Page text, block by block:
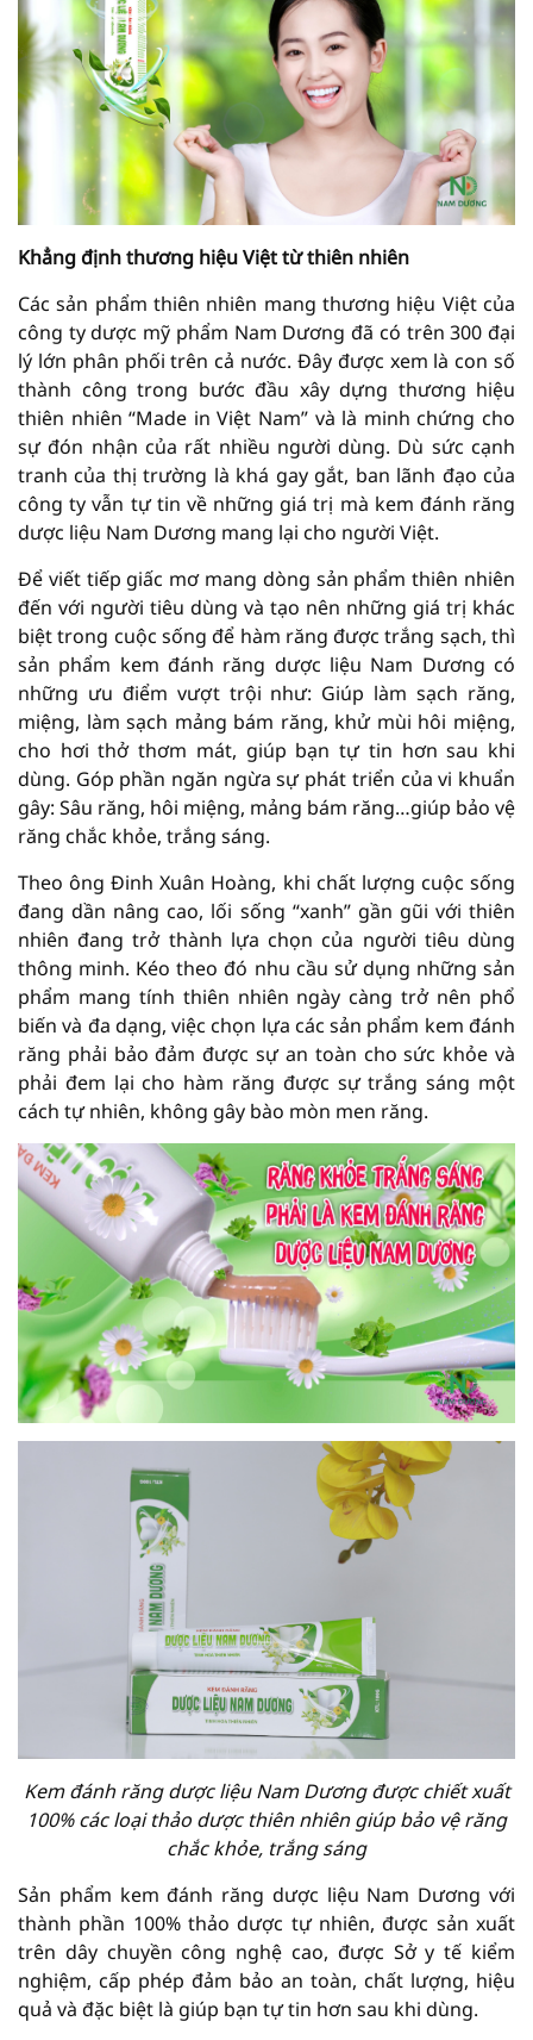
Khẳng định thương hiệu Việt từ thiên nhiên
Các sản phẩm thiên nhiên mang thương hiệu Việt của
công ty dược mỹ phẩm Nam Dương đã có trên 300 đại
lý lớn phân phối trên cả nước. Đây được xem là con số
thành công trong bước đầu xây dựng thương hiệu
thiên nhiên “Made in Việt Nam” và là minh chứng cho
sự đón nhận của rất nhiều người dùng. Dù sức cạnh
tranh của thị trường là khá gay gắt, ban lãnh đạo của
công ty vẫn tự tin về những giá trị mà kem đánh răng
dược liệu Nam Dương mang lại cho người Việt.
Để viết tiếp giấc mơ mang dòng sản phẩm thiên nhiên
đến với người tiêu dùng và tạo nên những giá trị khác
biệt trong cuộc sống để hàm răng được trắng sạch, thì
sản phẩm kem đánh răng dược liệu Nam Dương có
những ưu điểm vượt trội như: Giúp làm sạch răng,
miệng, làm sạch mảng bám răng, khử mùi hôi miệng,
cho hơi thở thơm mát, giúp bạn tự tin hơn sau khi
dùng. Góp phần ngăn ngừa sự phát triển của vi khuẩn
gây: Sâu răng, hôi miệng, mảng bám răng…giúp bảo vệ
răng chắc khỏe, trắng sáng.
Theo ông Đinh Xuân Hoàng, khi chất lượng cuộc sống
đang dần nâng cao, lối sống “xanh” gần gũi với thiên
nhiên đang trở thành lựa chọn của người tiêu dùng
thông minh. Kéo theo đó nhu cầu sử dụng những sản
phẩm mang tính thiên nhiên ngày càng trở nên phổ
biến và đa dạng, việc chọn lựa các sản phẩm kem đánh
răng phải bảo đảm được sự an toàn cho sức khỏe và
phải đem lại cho hàm răng được sự trắng sáng một
cách tự nhiên, không gây bào mòn men răng.
Kem đánh răng dược liệu Nam Dương được chiết xuất
100% các loại thảo dược thiên nhiên giúp bảo vệ răng
chắc khỏe, trắng sáng
Sản phẩm kem đánh răng dược liệu Nam Dương với
thành phần 100% thảo dược tự nhiên, được sản xuất
trên dây chuyền công nghệ cao, được Sở y tế kiểm
nghiệm, cấp phép đảm bảo an toàn, chất lượng, hiệu
quả và đặc biệt là giúp bạn tự tin hơn sau khi dùng.